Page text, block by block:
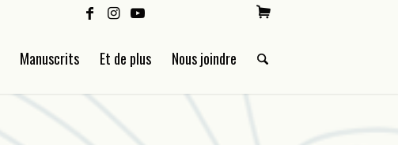
Manuscrits Et de plus Nous joindre